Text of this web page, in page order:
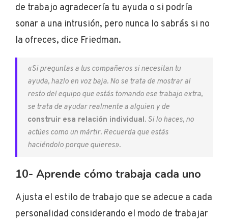
de trabajo agradecería tu ayuda o si podría
sonar a una intrusión, pero nunca lo sabrás si no
la ofreces, dice Friedman.
«Si preguntas a tus compañeros si necesitan tu
ayuda, hazlo en voz baja. No se trata de mostrar al
resto del equipo que estás tomando ese trabajo extra,
se trata de ayudar realmente a alguien y de
construir esa relación individual. Si lo haces, no
actúes como un mártir. Recuerda que estás
haciéndolo porque quieres».
10- Aprende cómo trabaja cada uno
Ajusta el estilo de trabajo que se adecue a cada
personalidad considerando el modo de trabajar